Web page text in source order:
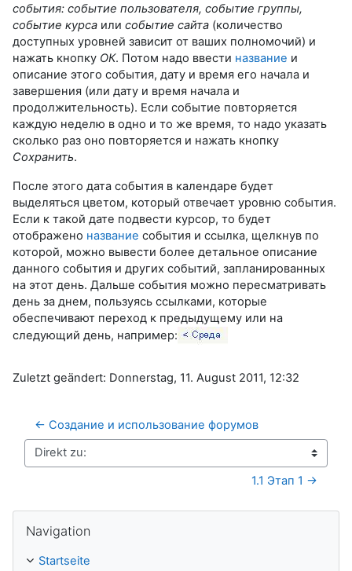
события: событие пользователя, событие группы,
событие курса или событие сайта (количество
доступных уровней зависит от ваших полномочий) и
нажать кнопку ОК. Потом надо ввести название и
описание этого события, дату и время его начала и
завершения (или дату и время начала и
продолжительность). Если событие повторяется
каждую неделю в одно и то же время, то надо указать
сколько раз оно повторяется и нажать кнопку
Сохранить.
После этого дата события в календаре будет
выделяться цветом, который отвечает уровню события.
Если к такой дате подвести курсор, то будет
отображено название события и ссылка, щелкнув по
которой, можно вывести более детальное описание
данного события и других событий, запланированных
на этот день. Дальше события можно пересматривать
день за днем, пользуясь ссылками, которые
обеспечивают переход к предыдущему или на
следующий день, например:
Zuletzt geändert: Donnerstag, 11. August 2011, 12:32
← Создание и использование форумов
Direkt zu:
1.1 Этап 1 →
Navigation
Startseite